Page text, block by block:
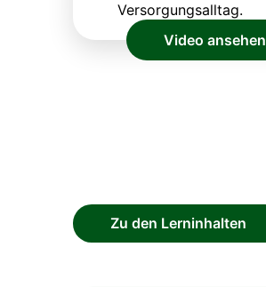
Versorgungsalltag.
Video ansehen
Zu den Lerninhalten